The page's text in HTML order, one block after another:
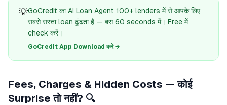
💡GoCredit का AI Loan Agent 100+ lenders में से आपके लिए
सबसे सस्ता loan ढूंढता है — बस 60 seconds में। Free में
check करें।
GoCredit App Download करें →
Fees, Charges & Hidden Costs — कोई
Surprise तो नहीं? 🔍